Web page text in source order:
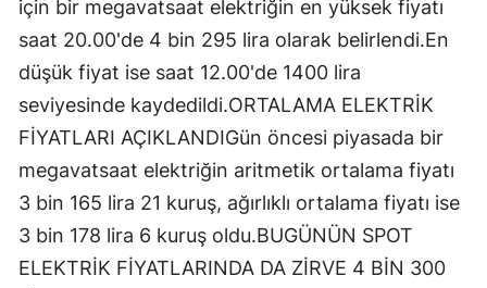
için bir megavatsaat elektriğin en yüksek fiyatı
saat 20.00'de 4 bin 295 lira olarak belirlendi.En
düşük fiyat ise saat 12.00'de 1400 lira
seviyesinde kaydedildi.ORTALAMA ELEKTRİK
FİYATLARI AÇIKLANDIGün öncesi piyasada bir
megavatsaat elektriğin aritmetik ortalama fiyatı
3 bin 165 lira 21 kuruş, ağırlıklı ortalama fiyatı ise
3 bin 178 lira 6 kuruş oldu.BUGÜNÜN SPOT
ELEKTRİK FİYATLARINDA DA ZİRVE 4 BİN 300